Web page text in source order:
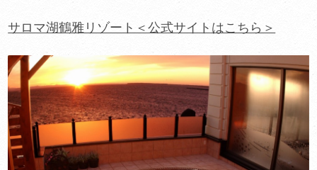
サロマ湖鶴雅リゾート＜公式サイトはこちら＞